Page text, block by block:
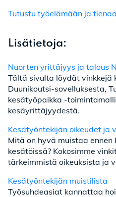
Tutustu työelämään ja
Lisätietoja:
Nuorten yrittäjyys ja talous
Tältä sivulta löydät vinkkejä
Duunikoutsi-sovelluksesta,
kesätyöpaikka -
kesäyrittäjyydestä.
Kesätyöntekijän oikeudet ja
Mitä on hyvä muistaa ennen
kesätöissä? Kokosimme
tärkeimmistä oikeuksista ja
Kesätyöntekijän muistilista
Työsuhdeasiat kannattaa